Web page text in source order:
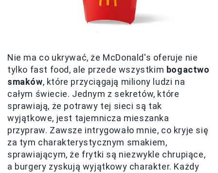
Nie ma co ukrywać, że McDonald's oferuje nie
tylko fast food, ale przede wszystkim bogactwo
smaków, które przyciągają miliony ludzi na
całym świecie. Jednym z sekretów, które
sprawiają, że potrawy tej sieci są tak
wyjątkowe, jest tajemnicza mieszanka
przypraw. Zawsze intrygowało mnie, co kryje się
za tym charakterystycznym smakiem,
sprawiającym, że frytki są niezwykle chrupiące,
a burgery zyskują wyjątkowy charakter. Każdy